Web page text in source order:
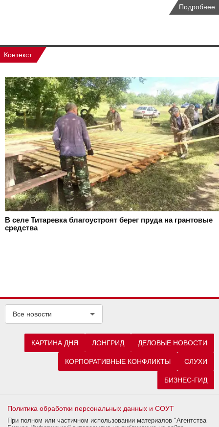
Подробнее
Контекст
В селе Титаревка благоустроят берег пруда на грантовые
средства
Все новости
КАРТИНА ДНЯ ЛОНГРИД ДЕЛОВЫЕ НОВОСТИ
КОРПОРАТИВНЫЕ КОНФЛИКТЫ СЛУХИ
БИЗНЕС-ГИД
Политика обработки персональных данных и СОУТ
При полном или частичном использовании материалов "Агентства